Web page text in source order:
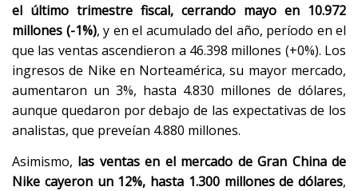
el último trimestre fiscal, cerrando mayo en 10.972
millones (-1%), y en el acumulado del año, período en el
que las ventas ascendieron a 46.398 millones (+0%). Los
ingresos de Nike en Norteamérica, su mayor mercado,
aumentaron un 3%, hasta 4.830 millones de dólares,
aunque quedaron por debajo de las expectativas de los
analistas, que preveían 4.880 millones.
Asimismo, las ventas en el mercado de Gran China de
Nike cayeron un 12%, hasta 1.300 millones de dólares,